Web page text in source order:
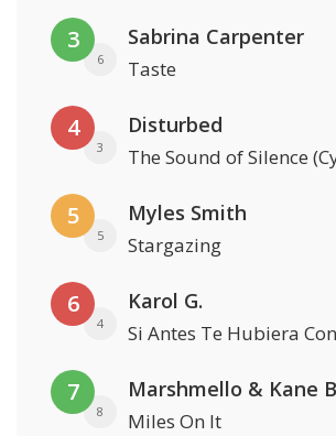
3
6
Sabrina Carpenter
Taste
4
3
Disturbed
The Sound of Silence
5
5
Myles Smith
Stargazing
6
4
Karol G.
Si Antes Te Hubiera
7
8
Marshmello & Kane
Miles On It